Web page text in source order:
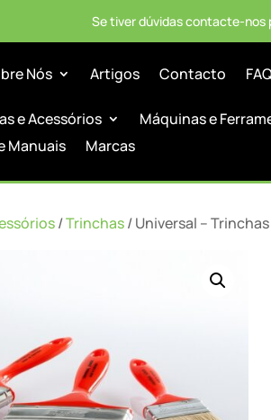
Se tiver dúvidas contacte-nos
Nós Artigos Contacto
e Acessórios Máquinas e
Manuais
Marcas
/Trinchas/ Universal –